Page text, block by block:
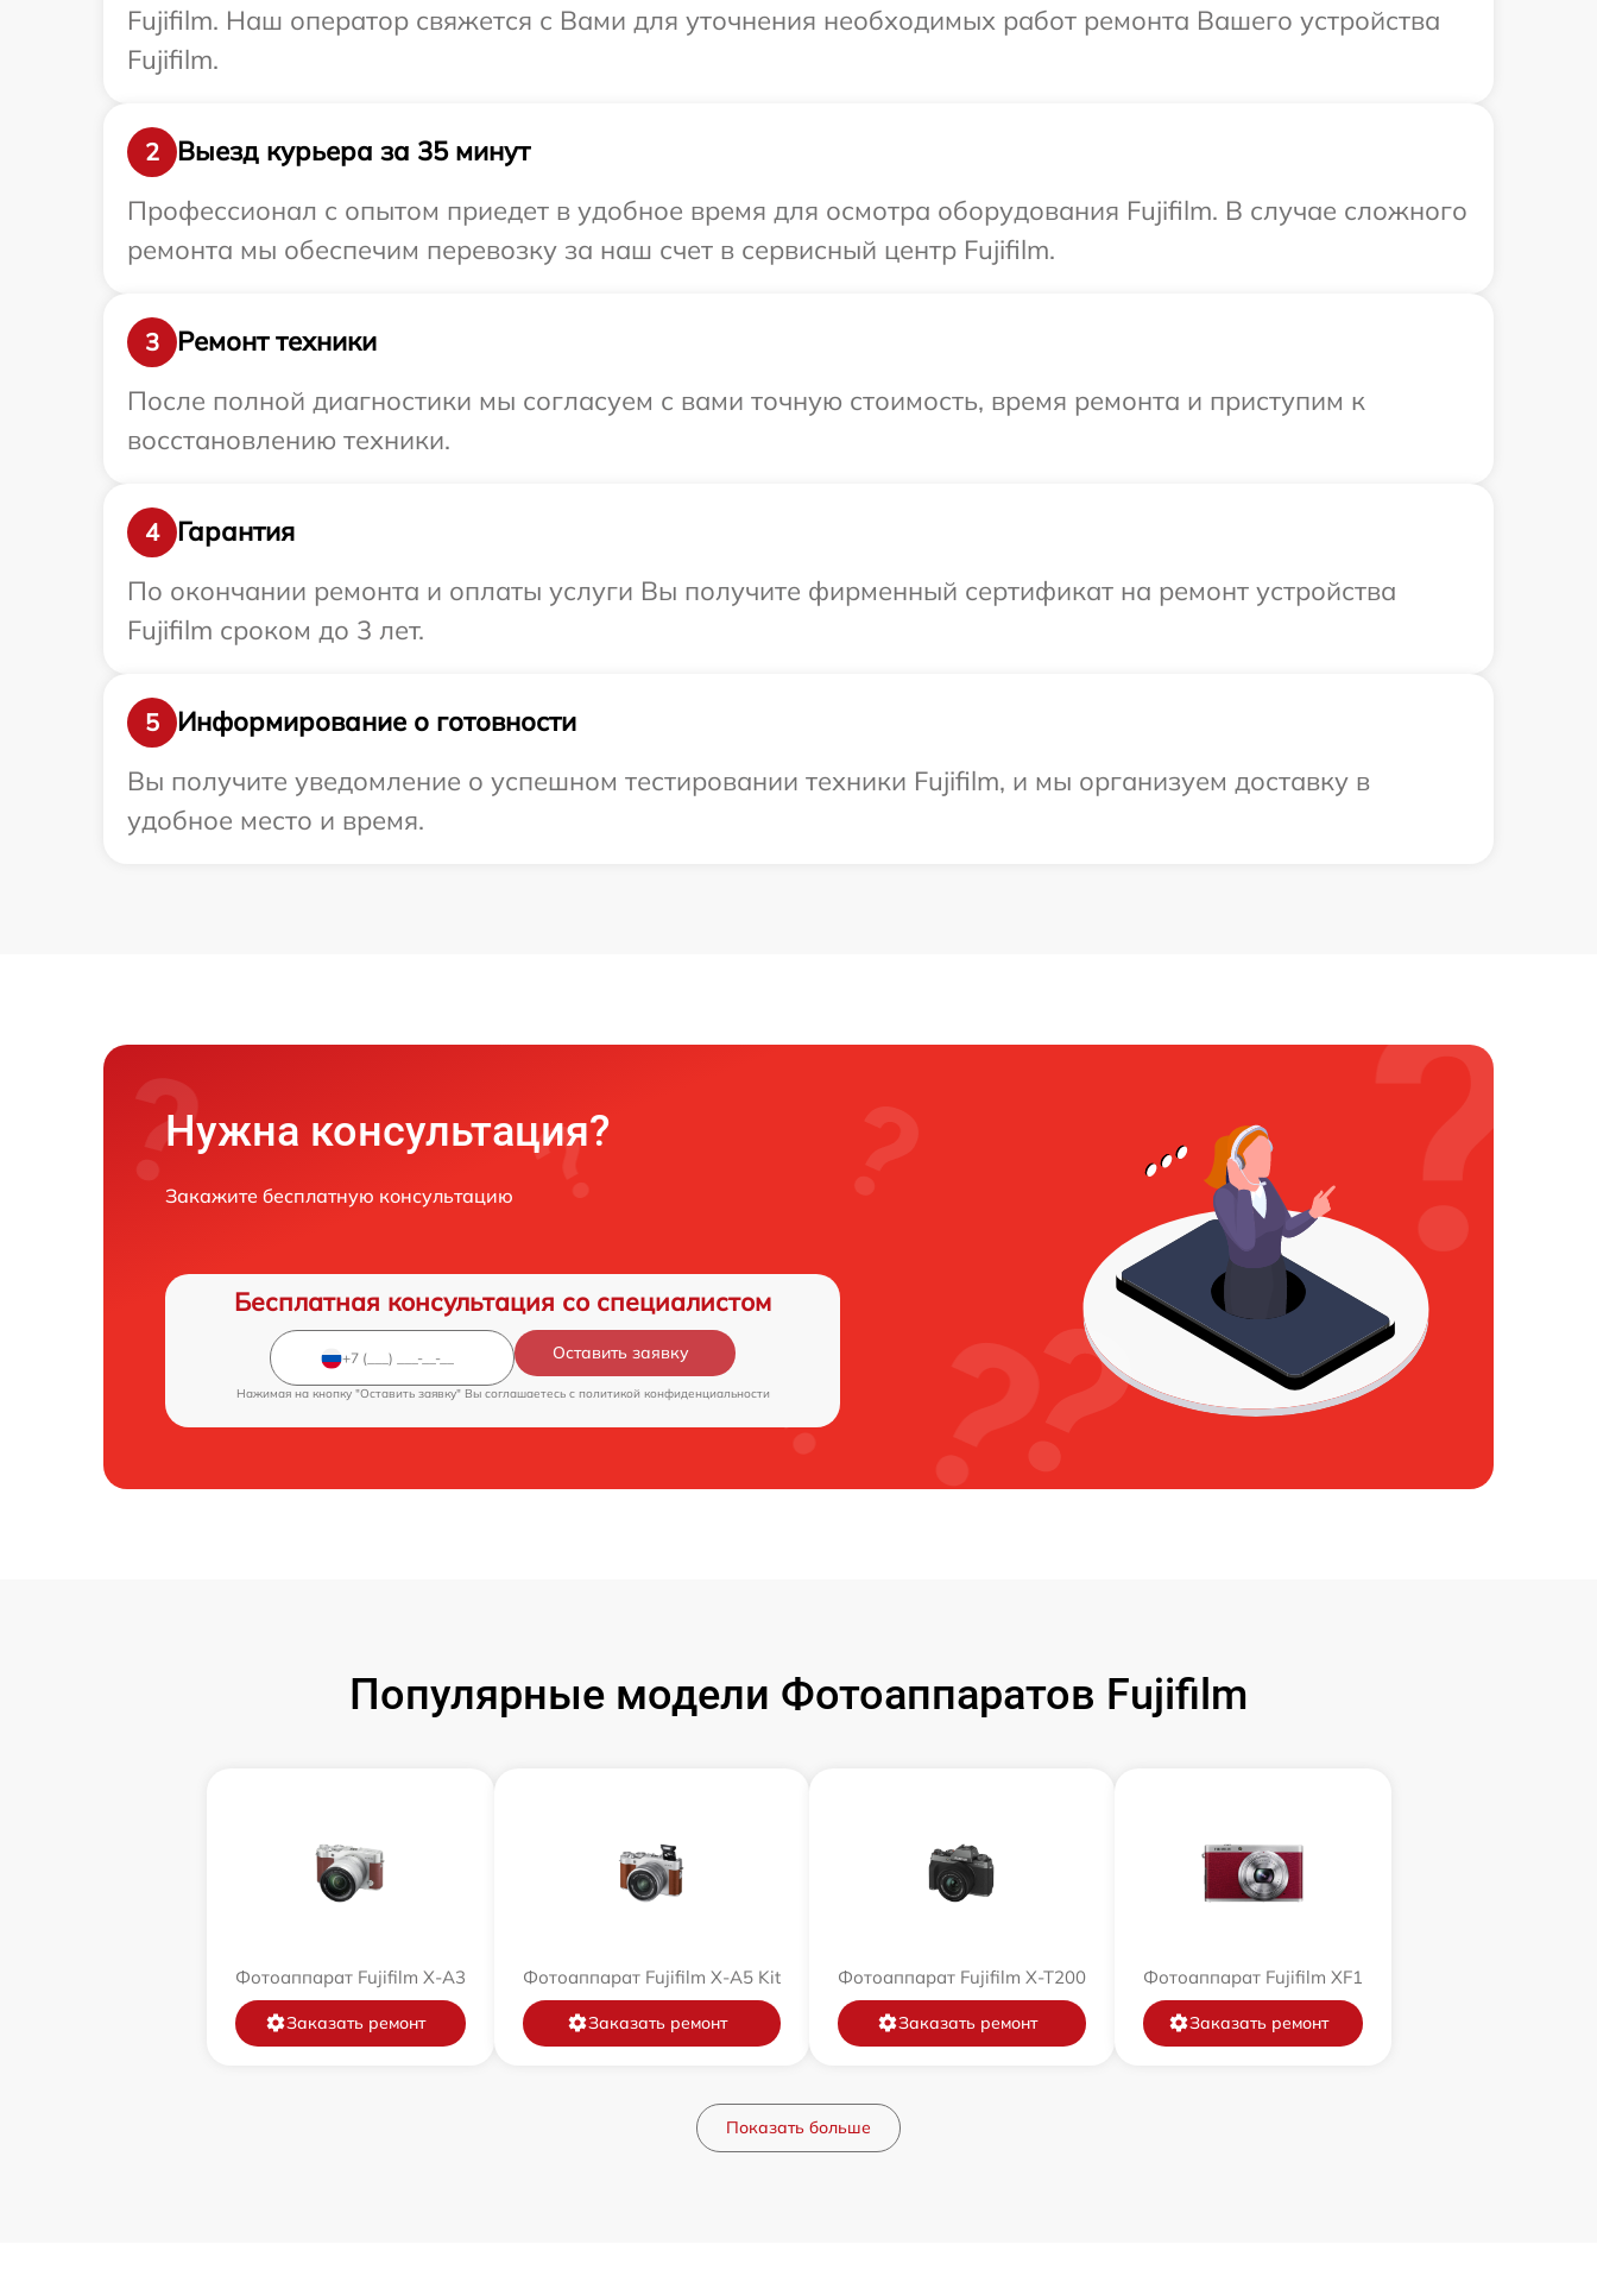
Fujifilm. Наш оператор свяжется с Вами для уточнения необходимых работ ремонта Вашего устройства
Fujifilm.
2
Выезд курьера за 35 минут
Профессионал с опытом приедет в удобное время для осмотра оборудования Fujifilm. В случае сложного
ремонта мы обеспечим перевозку за наш счет в сервисный центр Fujifilm.
3
Ремонт техники
После полной диагностики мы согласуем с вами точную стоимость, время ремонта и приступим к
восстановлению техники.
4
Гарантия
По окончании ремонта и оплаты услуги Вы получите фирменный сертификат на ремонт устройства
Fujifilm сроком до 3 лет.
5
Информирование о готовности
Вы получите уведомление о успешном тестировании техники Fujifilm, и мы организуем доставку в
удобное место и время.
Нужна консультация?
Закажите бесплатную консультацию
Бесплатная консультация со специалистом
Оставить заявку
Нажимая на кнопку "Оставить заявку" Вы соглашаетесь c политикой конфиденциальности
Популярные модели Фотоаппаратов Fujifilm
Фотоаппарат Fujifilm X-A3
Заказать ремонт
Фотоаппарат Fujifilm X-A5 Kit
Заказать ремонт
Фотоаппарат Fujifilm X-T200
Заказать ремонт
Фотоаппарат Fujifilm XF1
Заказать ремонт
Показать больше